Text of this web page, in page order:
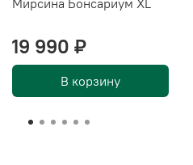
19 990 ₽
В корзину